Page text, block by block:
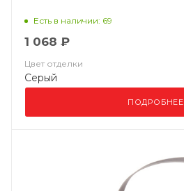
Есть в наличии: 69
1 068 ₽
Цвет отделки
Серый
ПОДРОБНЕЕ